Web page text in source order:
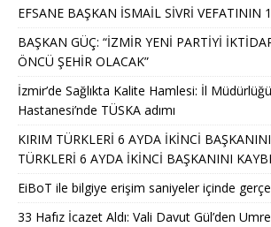
EFSANE BAŞKAN İSMAİL SİVRİ VEFATININ
BAŞKAN GÜÇ: “İZMİR YENİ PARTİYİ
ÖNCÜ ŞEHİR OLACAK”
İzmir’de Sağlıkta Kalite Hamlesi: İl
Hastanesi’nde TÜSKA adımı
KIRIM TÜRKLERİ 6 AYDA İKİNCİ
TÜRKLERİ 6 AYDA İKİNCİ BAŞKANINI
EiBoT ile bilgiye erişim saniyeler içinde
33 Hafız İcazet Aldı: Vali Davut Gül’den